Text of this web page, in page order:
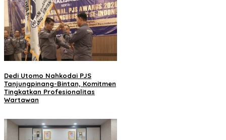
Dedi Utomo Nahkodai PJS
Tanjungpinang-Bintan, Komitmen
Tingkatkan Profesionalitas
Wartawan